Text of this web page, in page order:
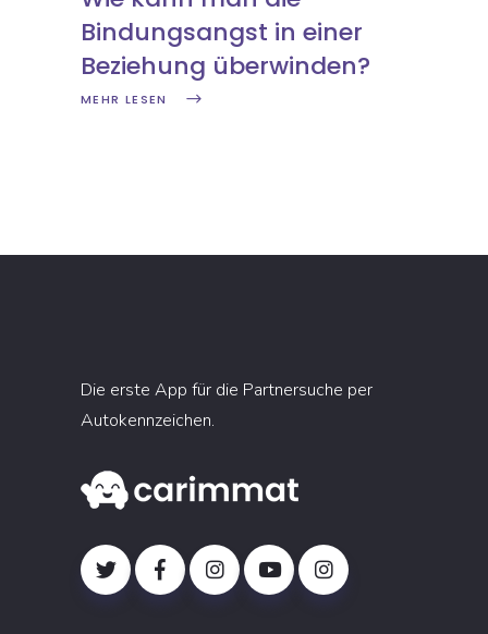
Bindungsangst in einer
Beziehung überwinden?
MEHR LESEN
Die erste App für die Partnersuche per
Autokennzeichen.